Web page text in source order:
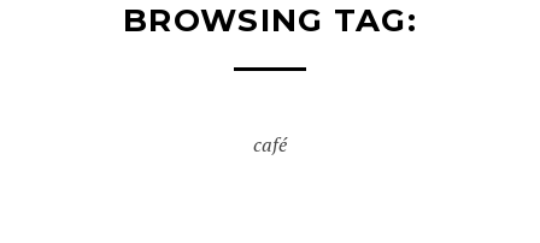
BROWSING TAG:
café